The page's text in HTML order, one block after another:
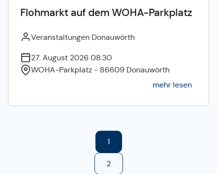
Flohmarkt auf dem WOHA-Parkplatz
Veranstaltungen Donauwörth
27. August 2026 08:30
WOHA-Parkplatz - 86609 Donauwörth
mehr lesen
1
2